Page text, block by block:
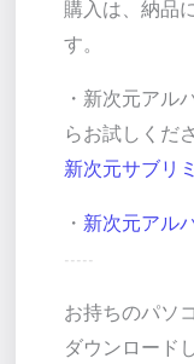
購入は、納品
す。
・新次元アル
らお試しくだ
新次元サブリ
・新次元アル
-----
お持ちのパソ
ダウンロード